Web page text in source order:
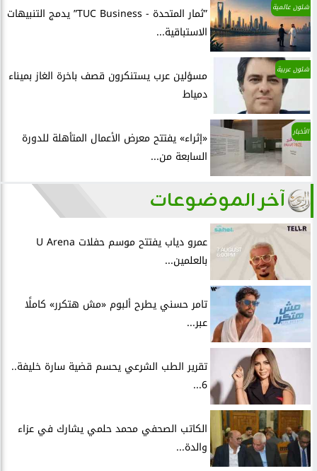
شئون عالمية
”ثمار المتحدة - TUC Business” يدمج التنبيهات
الاستباقية...
شئون عربية
مسؤلين عرب يستنكرون قصف باخرة الغاز بميناء
دمياط
الأخبار
«إثراء» يفتتح معرض الأعمال المتأهلة للدورة
السابعة من...
آخر الموضوعات
عمرو دياب يفتتح موسم حفلات U Arena
بالعلمين...
تامر حسني يطرح ألبوم «مش هتكرر» كاملًا
عبر...
تقرير الطب الشرعي يحسم قضية سارة خليفة..
6...
الكاتب الصحفي محمد حلمي يشارك في عزاء
والدة...